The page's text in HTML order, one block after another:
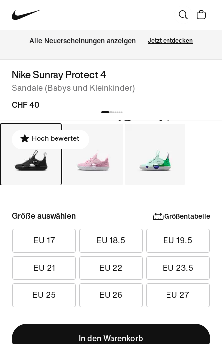
Alle Neuerscheinungen anzeigen Jetzt entdecken
Nike Sunray Protect 4
Sandale (Babys und Kleinkinder)
CHF 40
Hoch bewertet
Größe auswählen Größentabelle
EU 17 EU 18.5 EU 19.5
EU 21 EU 22 EU 23.5
EU 25 EU 26 EU 27
In den Warenkorb